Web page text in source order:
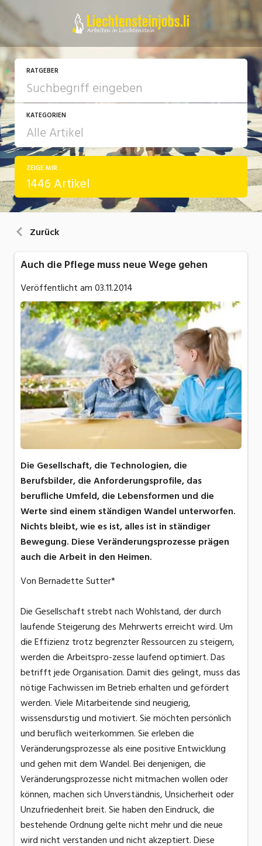
RATGEBER
KATEGORIEN
Arbeit
Ausbildung / Weiterbildung
ZEIGE MIR
1446 Artikel
Zurück
Auch die Pflege muss neue Wege gehen
Veröffentlicht am03.11.2014
Die Gesellschaft, die Technologien, die
Berufsbilder, die Anforderungsprofile, das
berufliche Umfeld, die Lebensformen und die
Werte sind einem ständigen Wandel unterworfen.
Nichts bleibt, wie es ist, alles ist in ständiger
Bewegung. Diese Veränderungsprozesse prägen
auch die Arbeit in den Heimen.
Von Bernadette Sutter*
Die Gesellschaft strebt nach Wohlstand, der durch
laufende Steigerung des Mehrwerts erreicht wird. Um
die Effizienz trotz begrenzter Ressourcen zu steigern,
werden die Arbeitspro-zesse laufend optimiert. Das
betrifft jede Organisation. Damit dies gelingt, muss das
nötige Fachwissen im Betrieb erhalten und gefördert
werden. Viele Mitarbeitende sind neugierig,
wissensdurstig und motiviert. Sie möchten persönlich
und beruflich weiterkommen. Sie erleben die
Veränderungsprozesse als eine positive Entwicklung
und gehen mit dem Wandel. Bei denjenigen, die
Veränderungsprozesse nicht mitmachen wollen oder
können, machen sich Unverständnis, Unsicherheit oder
Unzufriedenheit breit. Sie haben den Eindruck, die
bestehende Ordnung gelte nicht mehr und die neue
wird nicht verstanden und nicht akzeptiert. Diese